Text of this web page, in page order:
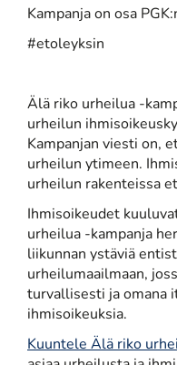
Kampanja on osa
#etoleyksin
Älä riko urheilua -
urheilun
Kampanjan viesti on,
urheilun ytimeen.
urheilun rakenteissa
Ihmisoikeudet
urheilua -kampanja
liikunnan ystäviä
urheilumaailmaan,
turvallisesti ja omana
ihmisoikeuksia.
Kuuntele Älä riko